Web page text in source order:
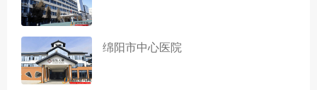
绵阳市中心医院